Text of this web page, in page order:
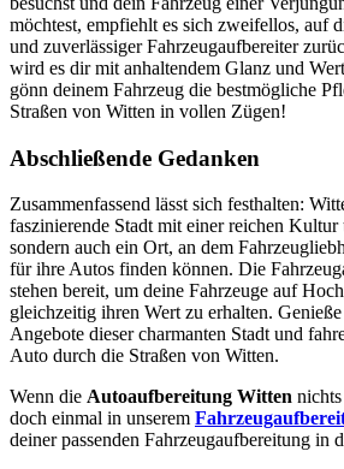
möchtest, empfiehlt es sich zweifellos, auf
und zuverlässiger Fahrzeugaufbereiter
wird es dir mit anhaltendem Glanz und
gönn deinem Fahrzeug die bestmögliche
Straßen von Witten in vollen Zügen!
Abschließende Gedanken
Zusammenfassend lässt sich festhalten:
faszinierende Stadt mit einer reichen Kultur
sondern auch ein Ort, an dem
für ihre Autos finden können. Die
stehen bereit, um deine Fahrzeuge auf
gleichzeitig ihren Wert zu erhalten.
Angebote dieser charmanten Stadt und
Auto durch die Straßen von Witten.
Wenn die Autoaufbereitung Witten
doch einmal in unserem
deiner passenden Fahrzeugaufbereitung in